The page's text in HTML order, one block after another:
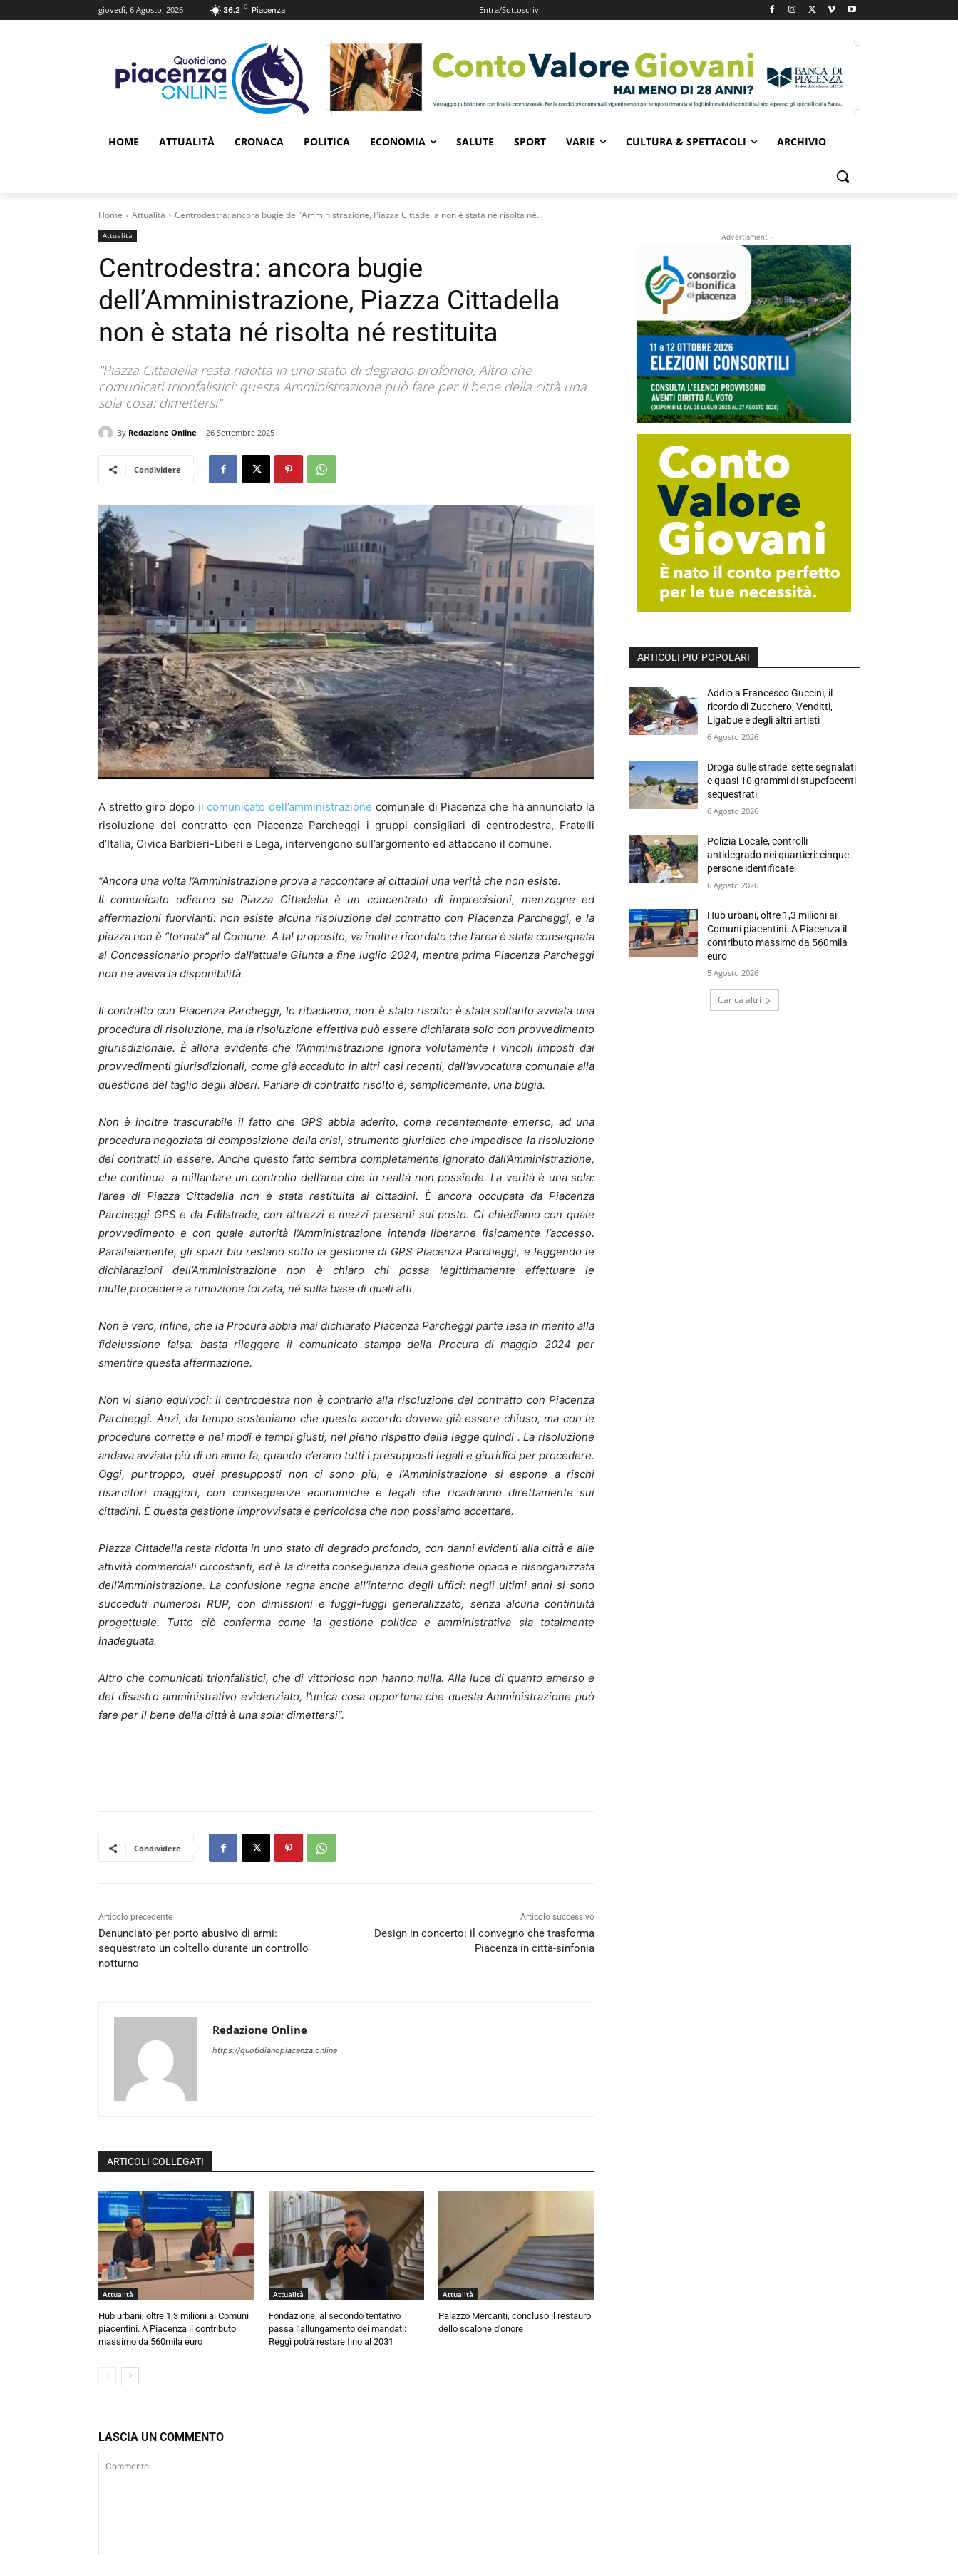
giovedì, 6 Agosto, 2026 36.2 C Piacenza Entra/Sottoscrivi
HOME ATTUALITÀ CRONACA POLITICA ECONOMIA SALUTE SPORT VARIE CULTURA & SPETTACOLI ARCHIVIO
Home Attualità Centrodestra: ancora bugie dell’Amministrazione, Piazza Cittadella non è stata né risolta né...
Attualità
Centrodestra: ancora bugie
dell’Amministrazione, Piazza Cittadella
non è stata né risolta né restituita
"Piazza Cittadella resta ridotta in uno stato di degrado profondo, Altro che
comunicati trionfalistici: questa Amministrazione può fare per il bene della città una
sola cosa: dimettersi"
By Redazione Online 26 Settembre 2025
Condividere
A stretto giro dopo il comunicato dell’amministrazione comunale di Piacenza che ha annunciato la
risoluzione del contratto con Piacenza Parcheggi i gruppi consigliari di centrodestra, Fratelli
d’Italia, Civica Barbieri-Liberi e Lega, intervengono sull’argomento ed attaccano il comune.
“Ancora una volta l’Amministrazione prova a raccontare ai cittadini una verità che non esiste.
Il comunicato odierno su Piazza Cittadella è un concentrato di imprecisioni, menzogne ed
affermazioni fuorvianti: non esiste alcuna risoluzione del contratto con Piacenza Parcheggi, e la
piazza non è “tornata” al Comune. A tal proposito, va inoltre ricordato che l’area è stata consegnata
al Concessionario proprio dall’attuale Giunta a fine luglio 2024, mentre prima Piacenza Parcheggi
non ne aveva la disponibilità.
Il contratto con Piacenza Parcheggi, lo ribadiamo, non è stato risolto: è stata soltanto avviata una
procedura di risoluzione, ma la risoluzione effettiva può essere dichiarata solo con provvedimento
giurisdizionale. È allora evidente che l’Amministrazione ignora volutamente i vincoli imposti dai
provvedimenti giurisdizionali, come già accaduto in altri casi recenti, dall’avvocatura comunale alla
questione del taglio degli alberi. Parlare di contratto risolto è, semplicemente, una bugia.
Non è inoltre trascurabile il fatto che GPS abbia aderito, come recentemente emerso, ad una
procedura negoziata di composizione della crisi, strumento giuridico che impedisce la risoluzione
dei contratti in essere. Anche questo fatto sembra completamente ignorato dall’Amministrazione,
che continua a millantare un controllo dell’area che in realtà non possiede. La verità è una sola:
l’area di Piazza Cittadella non è stata restituita ai cittadini. È ancora occupata da Piacenza
Parcheggi GPS e da Edilstrade, con attrezzi e mezzi presenti sul posto. Ci chiediamo con quale
provvedimento e con quale autorità l’Amministrazione intenda liberarne fisicamente l’accesso.
Parallelamente, gli spazi blu restano sotto la gestione di GPS Piacenza Parcheggi, e leggendo le
dichiarazioni dell’Amministrazione non è chiaro chi possa legittimamente effettuare le
multe,procedere a rimozione forzata, né sulla base di quali atti.
Non è vero, infine, che la Procura abbia mai dichiarato Piacenza Parcheggi parte lesa in merito alla
fideiussione falsa: basta rileggere il comunicato stampa della Procura di maggio 2024 per
smentire questa affermazione.
Non vi siano equivoci: il centrodestra non è contrario alla risoluzione del contratto con Piacenza
Parcheggi. Anzi, da tempo sosteniamo che questo accordo doveva già essere chiuso, ma con le
procedure corrette e nei modi e tempi giusti, nel pieno rispetto della legge quindi . La risoluzione
andava avviata più di un anno fa, quando c’erano tutti i presupposti legali e giuridici per procedere.
Oggi, purtroppo, quei presupposti non ci sono più, e l’Amministrazione si espone a rischi
risarcitori maggiori, con conseguenze economiche e legali che ricadranno direttamente sui
cittadini. È questa gestione improvvisata e pericolosa che non possiamo accettare.
Piazza Cittadella resta ridotta in uno stato di degrado profondo, con danni evidenti alla città e alle
attività commerciali circostanti, ed è la diretta conseguenza della gestione opaca e disorganizzata
dell’Amministrazione. La confusione regna anche all’interno degli uffici: negli ultimi anni si sono
succeduti numerosi RUP, con dimissioni e fuggi-fuggi generalizzato, senza alcuna continuità
progettuale. Tutto ciò conferma come la gestione politica e amministrativa sia totalmente
inadeguata.
Altro che comunicati trionfalistici, che di vittorioso non hanno nulla. Alla luce di quanto emerso e
del disastro amministrativo evidenziato, l’unica cosa opportuna che questa Amministrazione può
fare per il bene della città è una sola: dimettersi”.
Condividere
Articolo precedente
Denunciato per porto abusivo di armi:
sequestrato un coltello durante un controllo
notturno
Articolo successivo
Design in concerto: il convegno che trasforma
Piacenza in città-sinfonia
Redazione Online
https://quotidianopiacenza.online
ARTICOLI COLLEGATI
Attualità
Hub urbani, oltre 1,3 milioni ai Comuni
piacentini. A Piacenza il contributo
massimo da 560mila euro
Attualità
Fondazione, al secondo tentativo
passa l’allungamento dei mandati:
Reggi potrà restare fino al 2031
Attualità
Palazzo Mercanti, concluso il restauro
dello scalone d’onore
LASCIA UN COMMENTO
- Advertisment -
ARTICOLI PIU' POPOLARI
Addio a Francesco Guccini, il
ricordo di Zucchero, Venditti,
Ligabue e degli altri artisti
6 Agosto 2026
Droga sulle strade: sette segnalati
e quasi 10 grammi di stupefacenti
sequestrati
6 Agosto 2026
Polizia Locale, controlli
antidegrado nei quartieri: cinque
persone identificate
6 Agosto 2026
Hub urbani, oltre 1,3 milioni ai
Comuni piacentini. A Piacenza il
contributo massimo da 560mila
euro
5 Agosto 2026
Carica altri